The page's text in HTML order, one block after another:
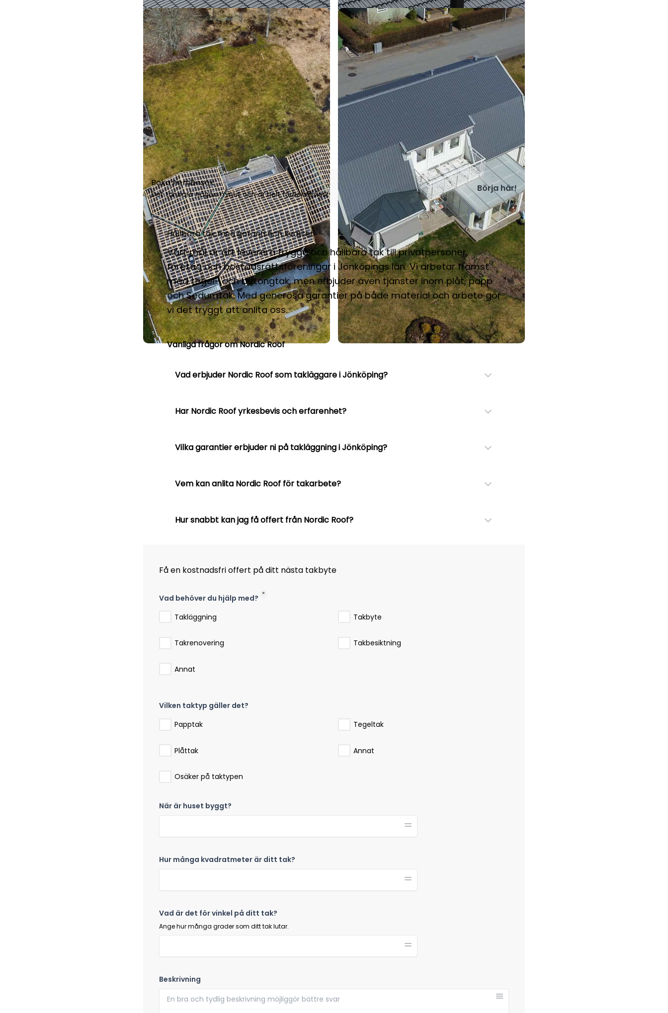
Boka hembesök
Det tar bara någon minut och är helt förbehållslöst
Börja här!
Hållbara tak med garanti och kvalitet
Vårt mål är att leverera trygga och hållbara tak till privatpersoner,
företag och bostadsrättsföreningar i Jönköpings län. Vi arbetar främst
med tegel- och betongtak, men erbjuder även tjänster inom plåt, papp
och Sedumtak. Med generösa garantier på både material och arbete gör
vi det tryggt att anlita oss.
Vanliga frågor om Nordic Roof
Vad erbjuder Nordic Roof som takläggare i Jönköping?
Har Nordic Roof yrkesbevis och erfarenhet?
Vilka garantier erbjuder ni på takläggning i Jönköping?
Vem kan anlita Nordic Roof för takarbete?
Hur snabbt kan jag få offert från Nordic Roof?
Få en kostnadsfri offert på ditt nästa takbyte
Vad behöver du hjälp med?
Takläggning
Takbyte
Takrenovering Takbesiktning
Annat
Vilken taktyp gäller det?
Papptak
Tegeltak
Plåttak Annat
Osäker på taktypen
När är huset byggt?
Hur många kvadratmeter är ditt tak?
Vad är det för vinkel på ditt tak?
Ange hur många grader som ditt tak lutar.
Beskrivning